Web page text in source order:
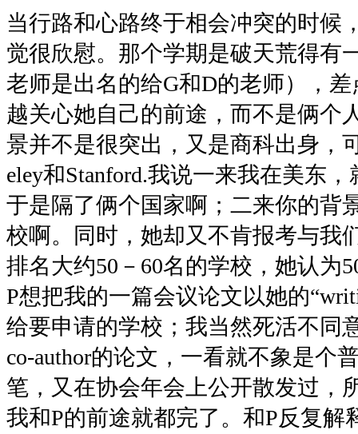
当行路和心路终于相会冲突的时候
觉很欣慰。那个学期是破天荒得有
老师是出名的给G和D的老师），
越关心她自己的前途，而不是俩个
景并不是很突出，又是商科出身，
eley和Stanford.我说一来我在美东
于是隔了俩个国家啊；二来你的背
校啊。同时，她却又不肯报考与我
排名大约50－60名的学校，她认为
P想把我的一篇会议论文以她的
给要申请的学校；我当然死活不同
co-author的论文，一看就不象是个
笔，又在协会年会上公开散发过，
我和P的前途就都完了。和P反复解